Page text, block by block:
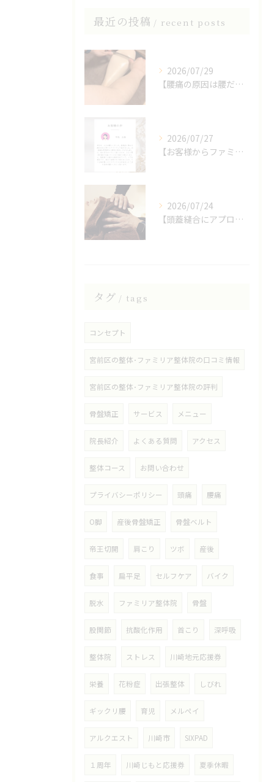
最近の投稿 recent posts
2026/07/29
【腰痛の原因は腰だけじゃない？】
2026/07/27
【お客様からファミリア整体院の口コミをいただきました】
2026/07/24
【頭蓋縫合にアプローチしたヘッドスパ】
タグ tags
コンセプト
宮前区の整体･ファミリア整体院の口コミ情報
宮前区の整体･ファミリア整体院の評判
骨盤矯正 サービス メニュー
院長紹介 よくある質問 アクセス
整体コース お問い合わせ
プライバシーポリシー 頭痛 腰痛
O脚 産後骨盤矯正 骨盤ベルト
帝王切開 肩こり ツボ 産後
食事 扁平足 セルフケア バイク
脱水 ファミリア整体院 骨盤
股関節 抗酸化作用 首こり 深呼吸
整体院 ストレス 川崎地元応援券
栄養 花粉症 出張整体 しびれ
ギックリ腰 育児 メルペイ
アルクエスト 川崎市 SIXPAD
１周年 川崎じもと応援券 夏季休暇